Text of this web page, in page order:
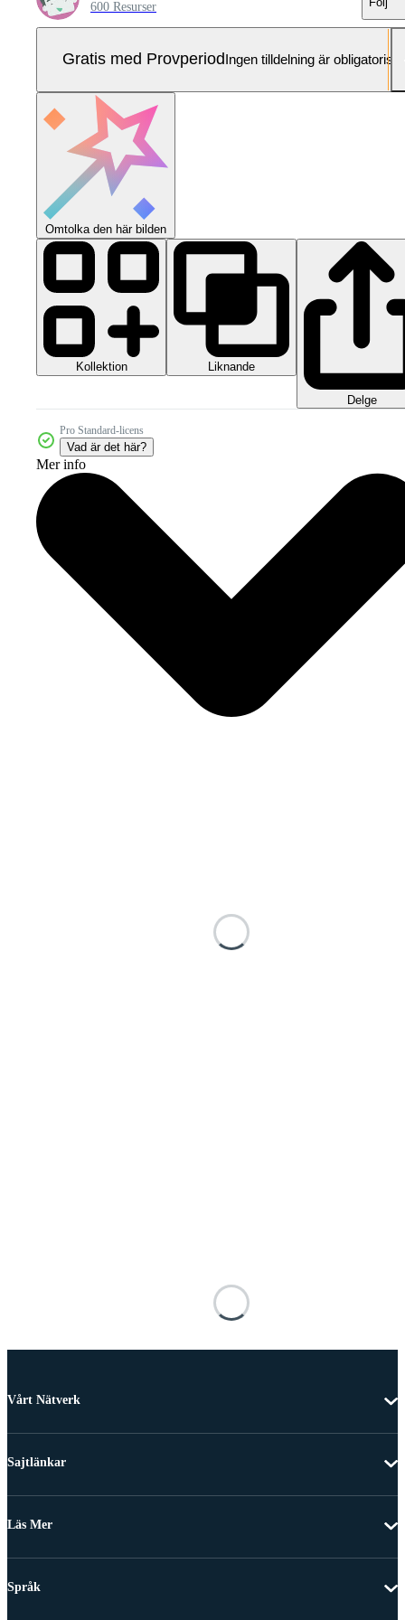
600 Resurser
Gratis med ProvperiodIngen tilldelning är obligatorisk
Omtolka den här bilden
Kollektion Liknande
Delge
Pro Standard-licens
Vad är det här?
Mer info
Vårt Nätverk
Sajtlänkar
Läs Mer
Språk